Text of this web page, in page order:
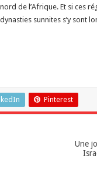
de l’Afrique. Et si ces
sunnites s’y sont
Pinterest
Une